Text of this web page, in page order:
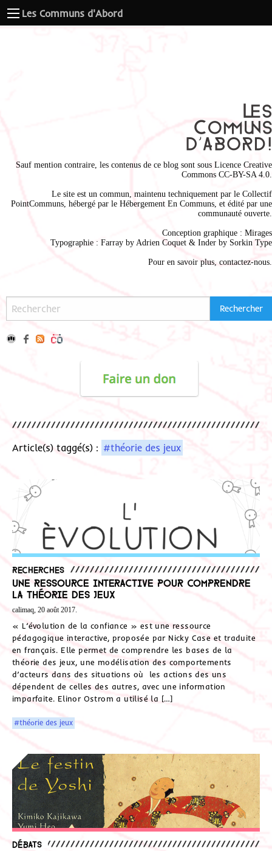
Les Communs d'Abord
Sauf mention contraire, les contenus de ce blog sont sous Licence Creative
Commons CC-BY-SA 4.0
Le site est un commun, maintenu techniquement par le Collectif
PointCommuns , hébergé par le Hébergement En Communs , et édité par une
communauté ouverte.
Conception graphique : Mirages
Typographie : Farray by Adrien Coquet & Inder by Sorkin Type
Pour en savoir plus, contactez-nous
Article(s) taggé(s) : #théorie des jeux
Recherches
Une ressource interactive pour comprendre
la théorie des jeux
calimaq, 20 août 2017.
« L’évolution de la confiance » est une ressource
pédagogique interactive, proposée par Nicky Case et traduite
en français. Elle permet de comprendre les bases de la
théorie des jeux, une modélisation des comportements
d’acteurs dans des situations où les actions des uns
dépendent de celles des autres, avec une information
imparfaite. Elinor Ostrom a utilisé la […]
#théorie des jeux
Débats